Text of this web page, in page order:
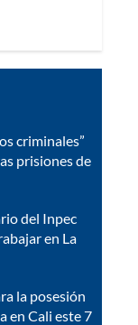
criminales”
prisiones de
del Inpec
en La
la posesión
en Cali este 7